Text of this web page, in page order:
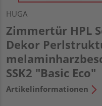
HUGA
Zimmertür HPL
Dekor
SSK2 "Basic Eco"
Artikelinformationen